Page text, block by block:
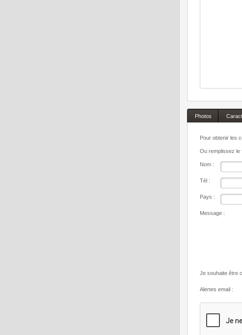
Photos
Pour obtenir les
Ou remplissez le
Nom :
Tél :
Pays :
Message :
Je souhaite être
Alertes email :